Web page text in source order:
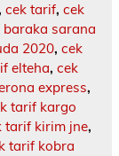
cek tarif, cek
sarana
2020, cek
elteha, cek
express,
tarif kargo
tarif kirim jne,
tarif kobra